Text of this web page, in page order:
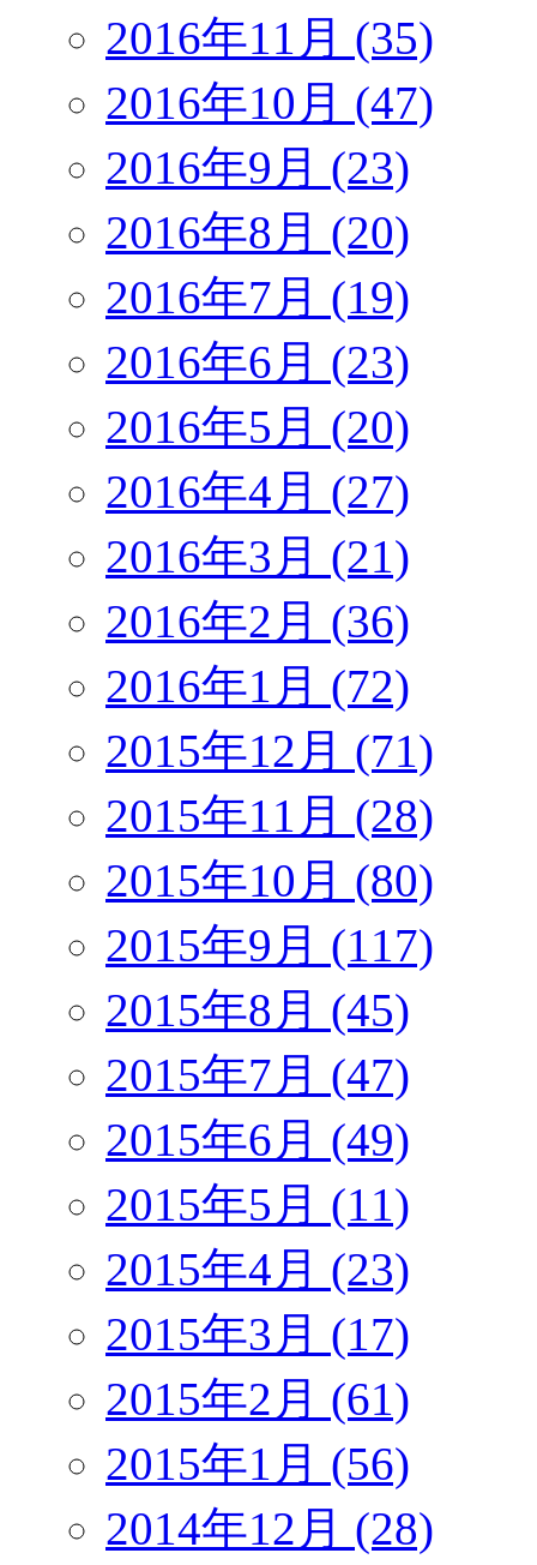
2016年11月 (35)
2016年10月 (47)
2016年9月 (23)
2016年8月 (20)
2016年7月 (19)
2016年6月 (23)
2016年5月 (20)
2016年4月 (27)
2016年3月 (21)
2016年2月 (36)
2016年1月 (72)
2015年12月 (71)
2015年11月 (28)
2015年10月 (80)
2015年9月 (117)
2015年8月 (45)
2015年7月 (47)
2015年6月 (49)
2015年5月 (11)
2015年4月 (23)
2015年3月 (17)
2015年2月 (61)
2015年1月 (56)
2014年12月 (28)